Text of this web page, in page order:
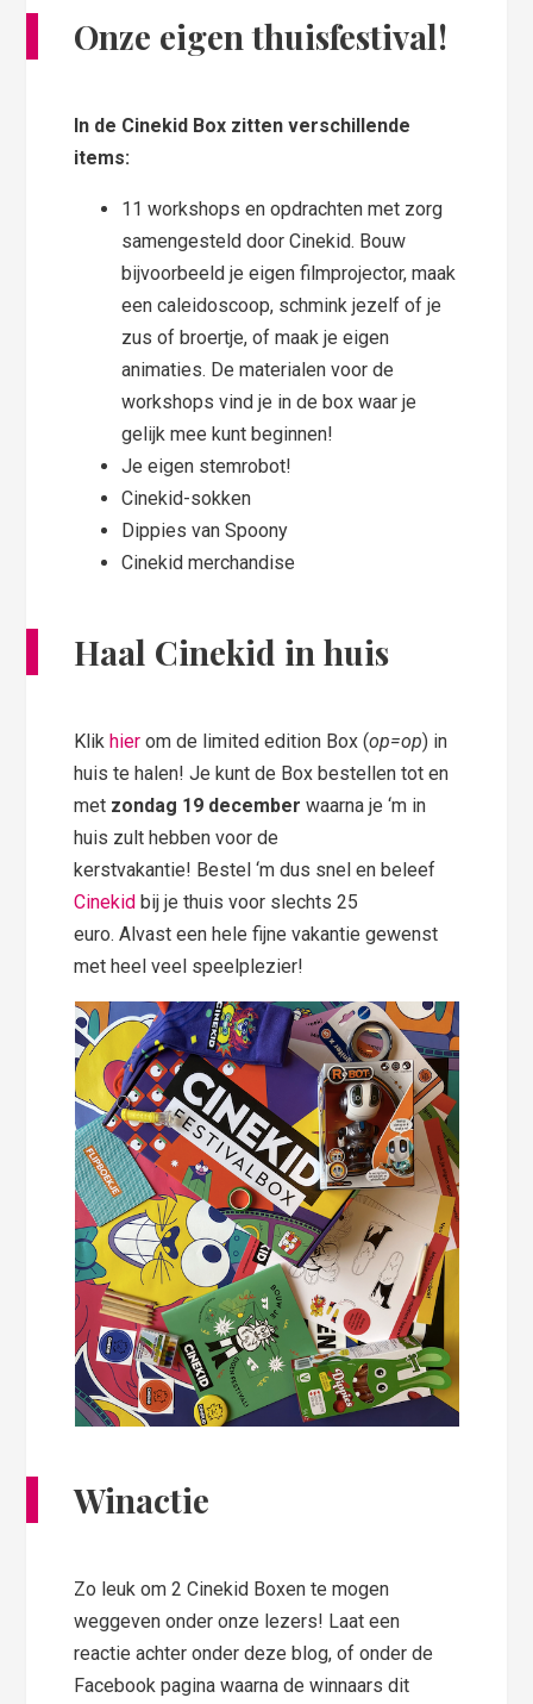
Onze eigen thuisfestival!
In de Cinekid Box zitten verschillende
items:
11 workshops en opdrachten met zorg
samengesteld door Cinekid. Bouw
bijvoorbeeld je eigen filmprojector, maak
een caleidoscoop, schmink jezelf of je
zus of broertje, of maak je eigen
animaties. De materialen voor de
workshops vind je in de box waar je
gelijk mee kunt beginnen!
Je eigen stemrobot!
Cinekid-sokken
Dippies van Spoony
Cinekid merchandise
Haal Cinekid in huis
Klikhier om de limited edition Box (op=op) in
huis te halen! Je kunt de Box bestellen tot en
met zondag 19 december waarna je ‘m in
huis zult hebben voor de
kerstvakantie! Bestel ‘m dus snel en beleef
Cinekid bij je thuis voor slechts 25
euro. Alvast een hele fijne vakantie gewenst
met heel veel speelplezier!
Winactie
Zo leuk om 2 Cinekid Boxen te mogen
weggeven onder onze lezers! Laat een
reactie achter onder deze blog, of onder de
Facebook pagina waarna de winnaars dit